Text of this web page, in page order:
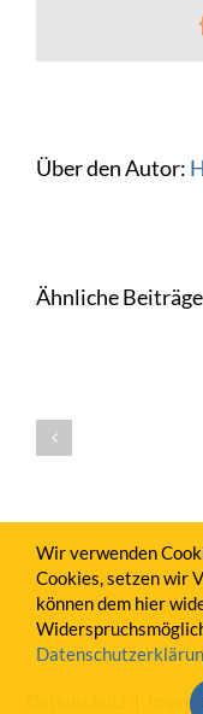
Über den Autor:
Ähnliche Beiträge
Wir verwenden
Cookies, setzen wir
können dem hier